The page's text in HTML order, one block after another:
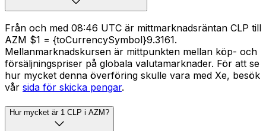
Från och med 08:46 UTC är mittmarknadsräntan CLP till
AZM $1 = {toCurrencySymbol}9.3161.
Mellanmarknadskursen är mittpunkten mellan köp- och
försäljningspriser på globala valutamarknader. För att se
hur mycket denna överföring skulle vara med Xe, besök
vår sida för skicka pengar.
Hur mycket är 1 CLP i AZM?